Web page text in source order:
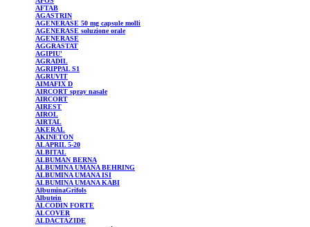
AFTAB
AGASTRIN
AGENERASE 50 mg capsule molli
AGENERASE soluzione orale
AGENERASE
AGGRASTAT
AGIPIU'
AGRADIL
AGRIPPALS1
AGRUVIT
AIMAFIX D
AIRCORT spray nasale
AIRCORT
AIREST
AIROL
AIRTAL
AKERAL
AKINETON
ALAPRIL5-20
ALBITAL
ALBUMAN BERNA
ALBUMINA UMANA BEHRING
ALBUMINA UMANA ISI
ALBUMINA UMANA KABI
AlbuminaGrifols
Albutein
ALCODIN FORTE
ALCOVER
ALDACTAZIDE